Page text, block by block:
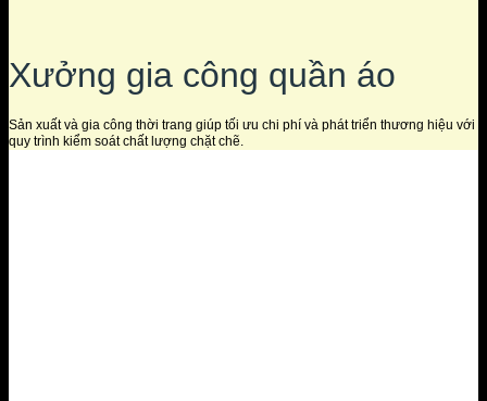
Xưởng gia công quần áo
Sản xuất và gia công thời trang giúp tối ưu chi phí và phát triển thương hiệu với
quy trình kiểm soát chất lượng chặt chẽ.